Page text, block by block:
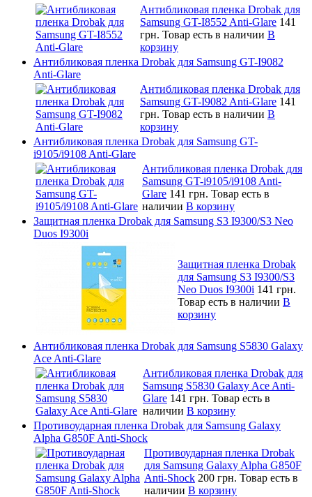
Антибликовая пленка Drobak для
Samsung GT-I8552 Anti-Glare 141
грн. Товар есть в наличии В
корзину
Антибликовая пленка Drobak для Samsung GT-I9082
Anti-Glare
Антибликовая пленка Drobak для
Samsung GT-I9082 Anti-Glare 141
грн. Товар есть в наличии В
корзину
Антибликовая пленка Drobak для Samsung GT-
i9105/i9108 Anti-Glare
Антибликовая пленка Drobak для
Samsung GT-i9105/i9108 Anti-
Glare 141 грн. Товар есть в
наличии В корзину
Защитная пленка Drobak для Samsung S3 I9300/S3 Neo
Duos I9300i
Защитная пленка Drobak
для Samsung S3 I9300/S3
Neo Duos I9300i 141 грн.
Товар есть в наличии В
корзину
Антибликовая пленка Drobak для Samsung S5830 Galaxy
Ace Anti-Glare
Антибликовая пленка Drobak для
Samsung S5830 Galaxy Ace Anti-
Glare 141 грн. Товар есть в
наличии В корзину
Противоударная пленка Drobak для Samsung Galaxy
Alpha G850F Anti-Shock
Противоударная пленка Drobak
для Samsung Galaxy Alpha G850F
Anti-Shock 200 грн. Товар есть в
наличии В корзину